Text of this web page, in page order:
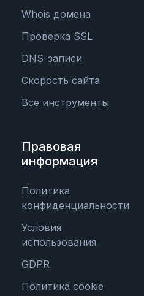
Whois домена
Проверка SSL
DNS-записи
Скорость сайта
Все инструменты
Правовая
информация
Политика
конфиденциальности
Условия
использования
GDPR
Политика cookie